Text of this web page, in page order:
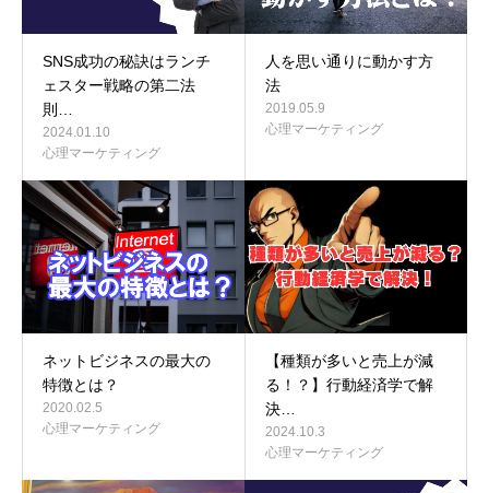
SNS成功の秘訣はランチ
ェスター戦略の第二法
則…
2024.01.10
心理マーケティング
人を思い通りに動かす方
法
2019.05.9
心理マーケティング
ネットビジネスの最大の
特徴とは？
2020.02.5
心理マーケティング
【種類が多いと売上が減
る！？】行動経済学で解
決…
2024.10.3
心理マーケティング